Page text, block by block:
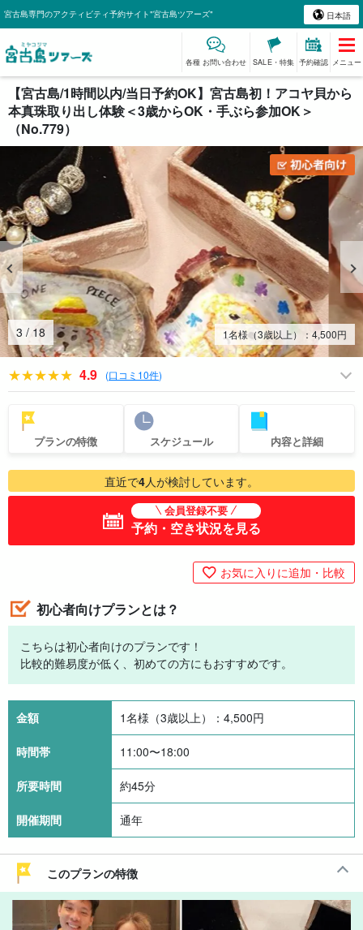
宮古島専門のアクティビティ予約サイト"宮古島ツアーズ" 日本語
各種 お問い合わせ SALE・特集 予約確認 メニュー
【宮古島/1時間以内/当日予約OK】宮古島初！アコヤ貝から
本真珠取り出し体験＜3歳からOK・手ぶら参加OK＞
（No.779）
4 / 18 1名様（3歳以上）： 4,500円
4.9 (口コミ10件)
プランの特徴 スケジュール 内容と詳細
直近で4人が検討しています。
会員登録不要
予約・空き状況を見る
お気に入りに追加・比較
初心者向けプランとは？
こちらは初心者向けのプランです！
比較的難易度が低く、初めての方にもおすすめです。
金額 1名様（3歳以上）： 4,500円
時間帯 11:00〜18:00
所要時間 約45分
開催期間 通年
このプランの特徴